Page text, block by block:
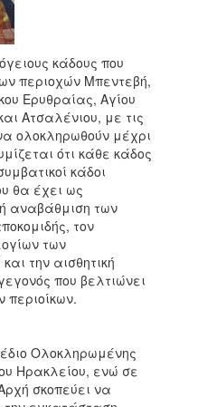
κάδους που
περιοχών Μπεντεβή,
Ερυθραίας, Αγίου
Ατσαλένιου, με τις
ολοκληρωθούν μέχρι
ότι κάθε κάδος
κάδοι
θα έχει ως
αναβάθμιση των
τον
των
την αισθητική
που βελτιώνει
περιοίκων.
Ολοκληρωμένης
Ηρακλείου, ενώ σε
σκοπεύει να